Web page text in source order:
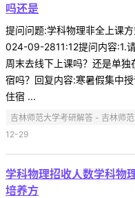
吗还是
提问问题:学科物理非全上课
024-09-2811:12提问内容:1.
周末去线下上课吗？还是单
宿吗？回复内容:寒暑假集中
住宿 ...
吉林师范大学考研解答 - 吉林师
12-29
学科物理招收人数学科物
培养方